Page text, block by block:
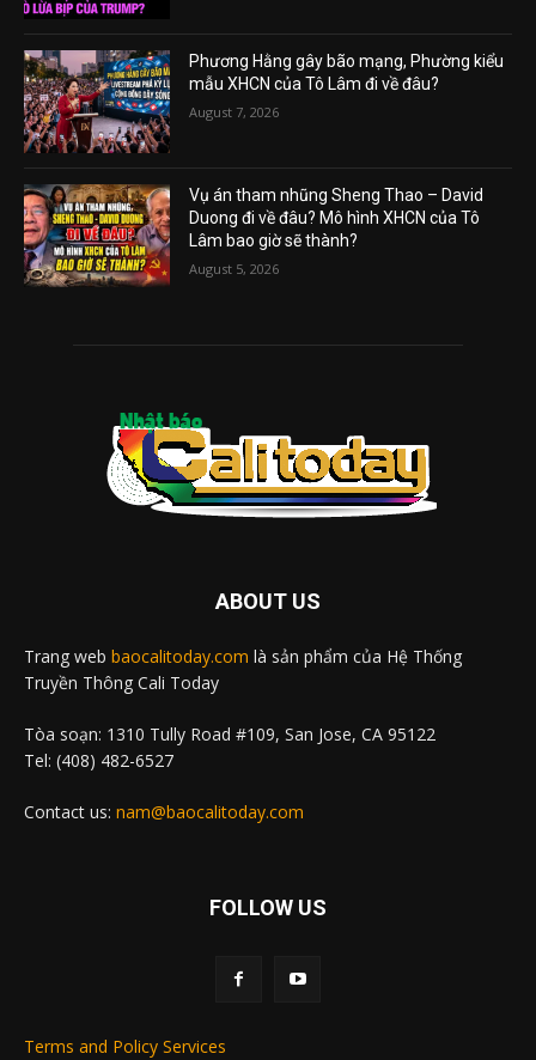
Phương Hằng gây bão mạng, Phường kiểu
mẫu XHCN của Tô Lâm đi về đâu?
August 7, 2026
Vụ án tham nhũng Sheng Thao – David
Duong đi về đâu? Mô hình XHCN của Tô
Lâm bao giờ sẽ thành?
August 5, 2026
ABOUT US
Trang web baocalitoday.com là sản phẩm của Hệ Thống
Truyền Thông Cali Today
Tòa soạn: 1310 Tully Road #109, San Jose, CA 95122
Tel: (408) 482-6527
Contact us: nam@baocalitoday.com
FOLLOW US
Terms and Policy Services